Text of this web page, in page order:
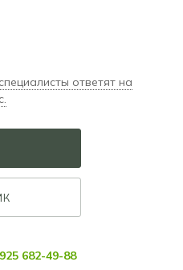
ответят на
682-49-88